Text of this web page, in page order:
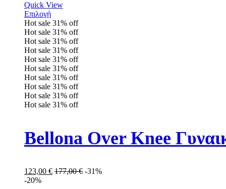
Quick View
Επιλογή
Hot sale 31% off
Hot sale 31% off
Hot sale 31% off
Hot sale 31% off
Hot sale 31% off
Hot sale 31% off
Hot sale 31% off
Hot sale 31% off
Hot sale 31% off
Hot sale 31% off
Bellona Over Knee
123,00 € 177,00€ -31%
-20%